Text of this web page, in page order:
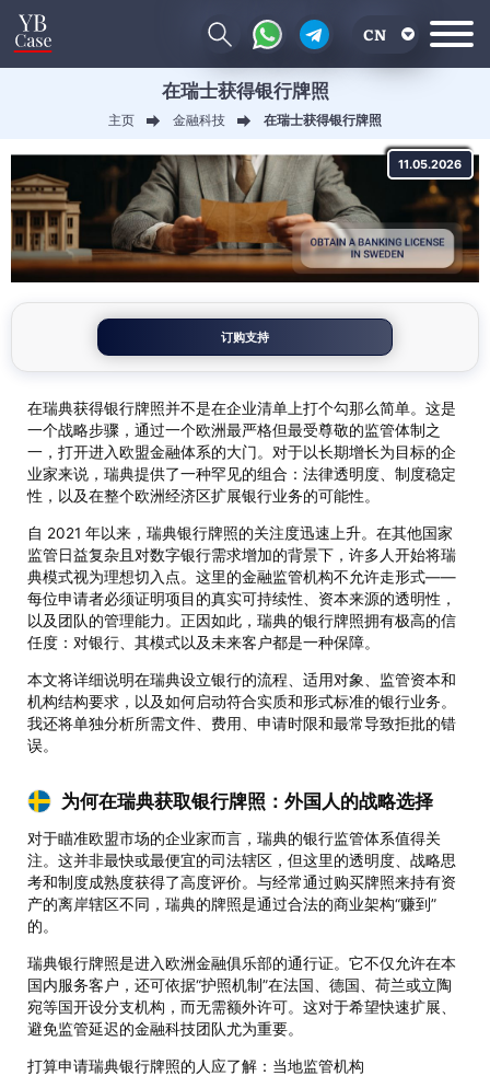
CN
UA
在瑞士获得银行牌照
主页 金融科技 在瑞士获得银行牌照
11.05.2026
订购支持
在瑞典获得银行牌照并不是在企业清单上打个勾那么简单。这是
一个战略步骤，通过一个欧洲最严格但最受尊敬的监管体制之
一，打开进入欧盟金融体系的大门。对于以长期增长为目标的企
业家来说，瑞典提供了一种罕见的组合：法律透明度、制度稳定
性，以及在整个欧洲经济区扩展银行业务的可能性。
自 2021 年以来，瑞典银行牌照的关注度迅速上升。在其他国家
监管日益复杂且对数字银行需求增加的背景下，许多人开始将瑞
典模式视为理想切入点。这里的金融监管机构不允许走形式——
每位申请者必须证明项目的真实可持续性、资本来源的透明性，
以及团队的管理能力。正因如此，瑞典的银行牌照拥有极高的信
任度：对银行、其模式以及未来客户都是一种保障。
本文将详细说明在瑞典设立银行的流程、适用对象、监管资本和
机构结构要求，以及如何启动符合实质和形式标准的银行业务。
我还将单独分析所需文件、费用、申请时限和最常导致拒批的错
误。
为何在瑞典获取银行牌照：外国人的战略选择
对于瞄准欧盟市场的企业家而言，瑞典的银行监管体系值得关
注。这并非最快或最便宜的司法辖区，但这里的透明度、战略思
考和制度成熟度获得了高度评价。与经常通过购买牌照来持有资
产的离岸辖区不同，瑞典的牌照是通过合法的商业架构“赚到”
的。
瑞典银行牌照是进入欧洲金融俱乐部的通行证。它不仅允许在本
国内服务客户，还可依据“护照机制”在法国、德国、荷兰或立陶
宛等国开设分支机构，而无需额外许可。这对于希望快速扩展、
避免监管延迟的金融科技团队尤为重要。
打算申请瑞典银行牌照的人应了解：当地监管机构